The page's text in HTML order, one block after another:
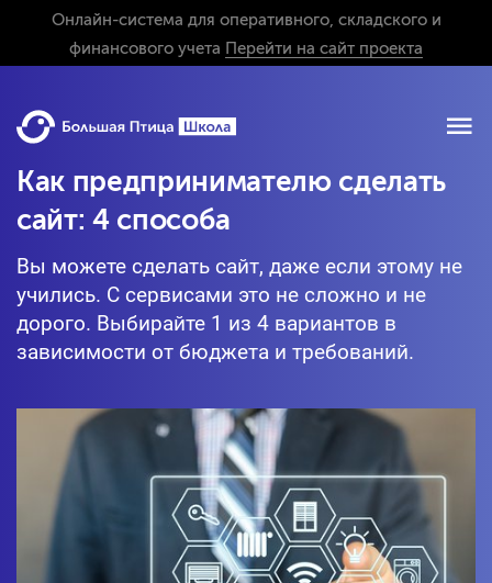
Онлайн-система для оперативного, складского и
финансового учета Перейти на сайт проекта
Как предпринимателю сделать
сайт: 4 способа
Вы можете сделать сайт, даже если этому не
учились. С сервисами это не сложно и не
дорого. Выбирайте 1 из 4 вариантов в
зависимости от бюджета и требований.